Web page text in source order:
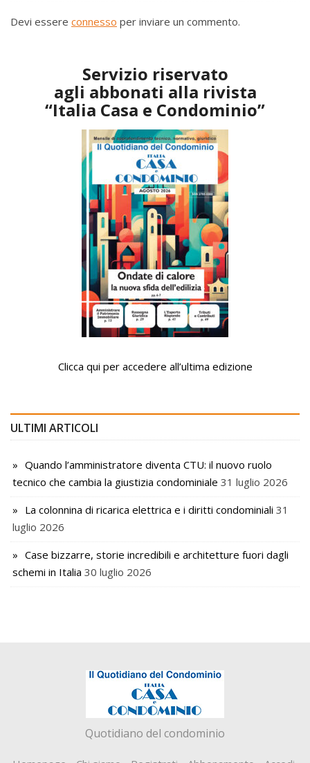
Devi essere connesso per inviare un commento.
Servizio riservato
agli abbonati alla rivista
“Italia Casa e Condominio”
Clicca qui per accedere all’ultima edizione
ULTIMI ARTICOLI
Quando l’amministratore diventa CTU: il nuovo ruolo
tecnico che cambia la giustizia condominiale 31 luglio 2026
La colonnina di ricarica elettrica e i diritti condominiali 31
luglio 2026
Case bizzarre, storie incredibili e architetture fuori dagli
schemi in Italia 30 luglio 2026
Quotidiano del condominio